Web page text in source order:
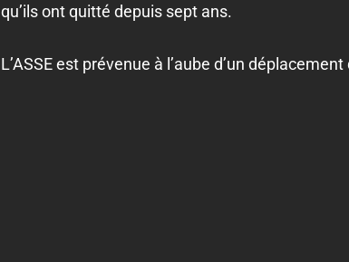
qu’ils ont quitté depuis sept ans.
L’ASSE est prévenue à l’aube d’un